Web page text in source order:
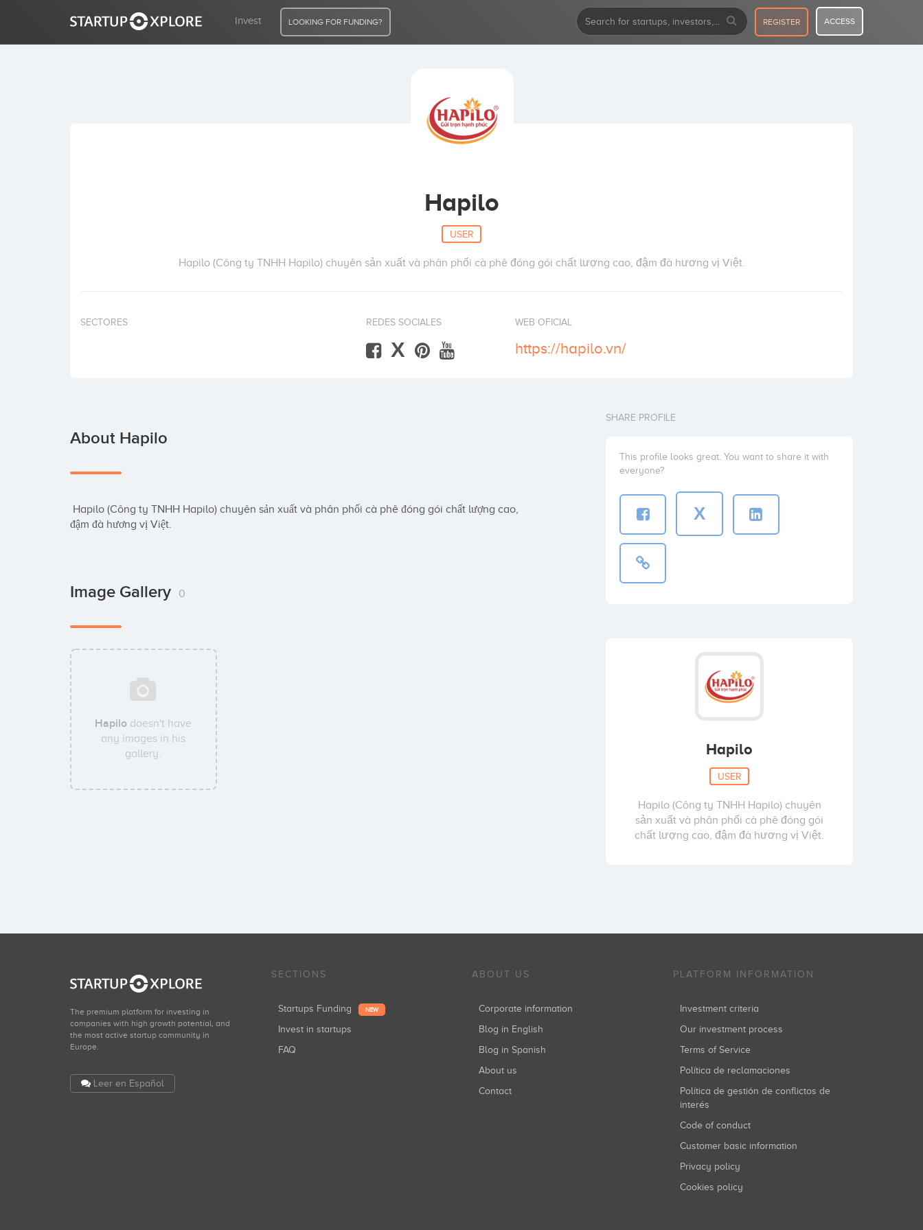
Invest LOOKING FOR FUNDING? REGISTER ACCESS
Hapilo
USER
Hapilo (Công ty TNHH Hapilo) chuyên sản xuất và phân phối cà phê đóng gói chất lượng cao, đậm đà hương vị Việt.
SECTORES REDES SOCIALES
X
WEB OFICIAL
https://hapilo.vn/
About Hapilo
đậm đà hương vị Việt.
Image Gallery 0
Hapilo doesn't have
any images in his
gallery.
SHARE PROFILE
This profile looks great. You want to share it with
everyone?
X
Hapilo
USER
Hapilo (Công ty TNHH Hapilo) chuyên
sản xuất và phân phối cà phê đóng gói
chất lượng cao, đậm đà hương vị Việt.
The premium platform for investing in
companies with high growth potential, and
the most active startup community in
Europe.
Leer en Español
SECTIONS
Startups Funding NEW
Invest in startups
FAQ
ABOUT US
Corporate information
Blog in English
Blog in Spanish
About us
Contact
PLATFORM INFORMATION
Investment criteria
Our investment process
Terms of Service
Política de reclamaciones
Política de gestión de conflictos de
interés
Code of conduct
Customer basic information
Privacy policy
Cookies policy